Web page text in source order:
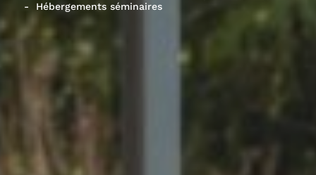
Hébergements séminaires